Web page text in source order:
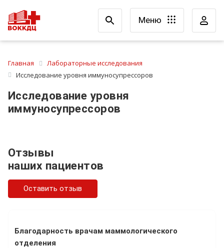
Меню
Главная
Лабораторные исследования
Исследование уровня иммуносупрессоров
Исследование уровня
иммуносупрессоров
Отзывы
наших пациентов
Оставить отзыв
Благодарность врачам маммологического
отделения